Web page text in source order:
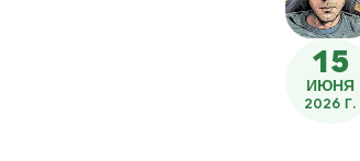
15
ИЮНЯ
2026 Г.